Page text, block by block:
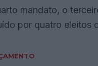
mandato, o
por quatro eleitos